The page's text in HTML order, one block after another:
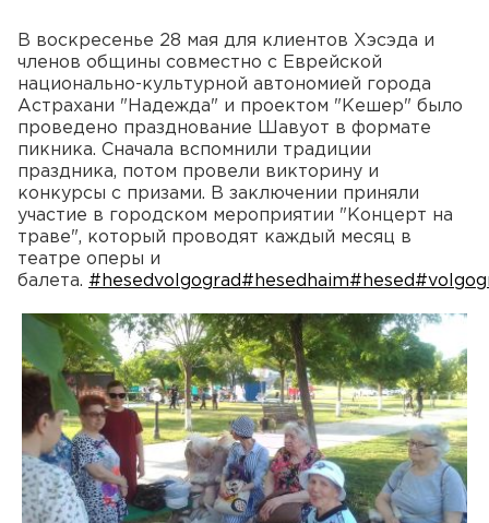
В воскресенье 28 мая для клиентов Хэсэда и
членов общины совместно с Еврейской
национально-культурной автономией города
Астрахани "Надежда" и проектом "Кешер" было
проведено празднование Шавуот в формате
пикника. Сначала вспомнили традиции
праздника, потом провели викторину и
конкурсы с призами. В заключении приняли
участие в городском мероприятии "Концерт на
траве", который проводят каждый месяц в
театре оперы и
балета. #hesedvolgograd #hesedhaim#hesed